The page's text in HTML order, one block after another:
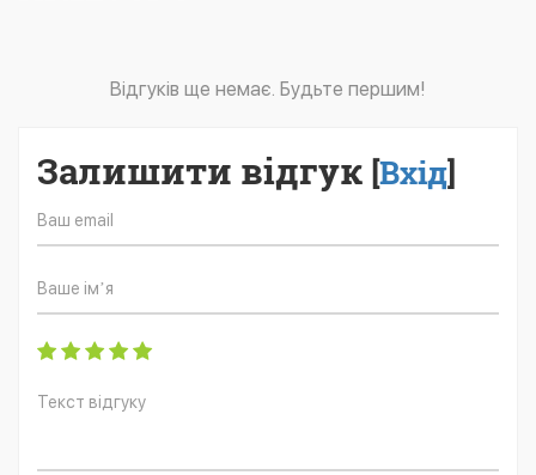
Відгуків ще немає. Будьте першим!
Залишити відгук [Вхід]